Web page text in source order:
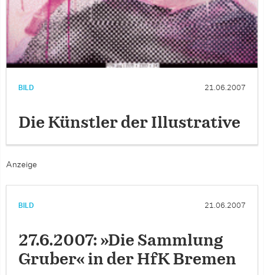
BILD 21.06.2007
Die Künstler der Illustrative
Anzeige
BILD 21.06.2007
27.6.2007: »Die Sammlung
Gruber« in der HfK Bremen